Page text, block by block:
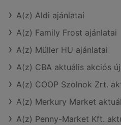
A(z) Aldi ajánlatai
A(z) Family Frost ajánlatai
A(z) Müller HU ajánlatai
A(z) CBA aktuális akciós
A(z) COOP Szolnok Zrt.
A(z) Merkury Market
A(z) Penny-Market Kft.